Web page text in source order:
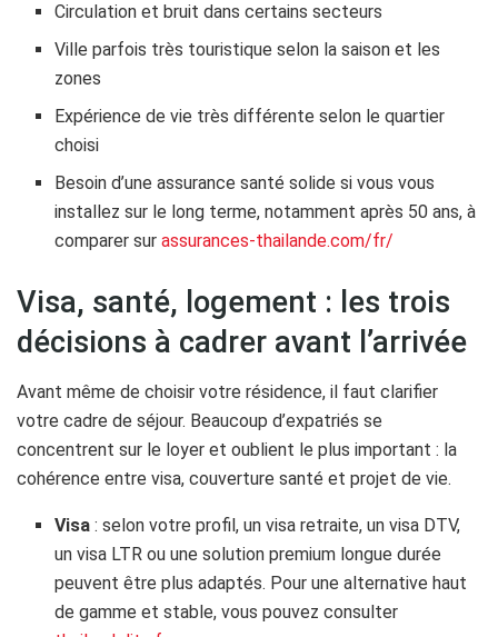
Circulation et bruit dans certains secteurs
Ville parfois très touristique selon la saison et les
zones
Expérience de vie très différente selon le quartier
choisi
Besoin d’une assurance santé solide si vous vous
installez sur le long terme, notamment après 50 ans, à
comparer surassurances-thailande.com/fr/
Visa, santé, logement : les trois
décisions à cadrer avant l’arrivée
Avant même de choisir votre résidence, il faut clarifier
votre cadre de séjour. Beaucoup d’expatriés se
concentrent sur le loyer et oublient le plus important : la
cohérence entre visa, couverture santé et projet de vie.
Visa : selon votre profil, un visa retraite, un visa DTV,
un visa LTR ou une solution premium longue durée
peuvent être plus adaptés. Pour une alternative haut
de gamme et stable, vous pouvez consulter